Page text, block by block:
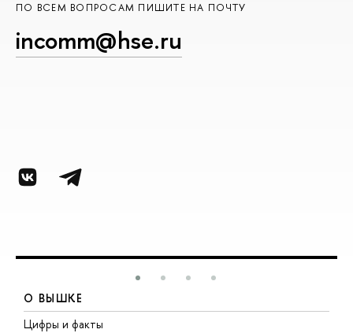
ПО ВСЕМ ВОПРОСАМ ПИШИТЕ НА ПОЧТУ
incomm@hse.ru
О ВЫШКЕ
Цифры и факты